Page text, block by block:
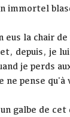
immortel
eus la chair de
depuis, je
je perds
ne pense qu'à
galbe de cet